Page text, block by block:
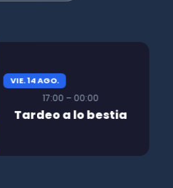
VIE. 14 AGO.
17:00 – 00:00
Tardeo a lo bestia